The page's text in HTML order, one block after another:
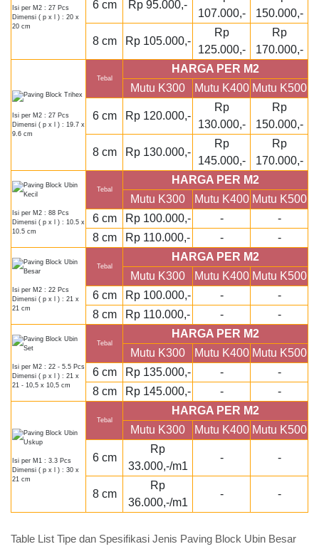
Isi per M2 : 27 Pcs
Dimensi ( p x l ) : 20 x
20 cm
6 cm Rp 95.000,-
107.000,-
150.000,-
8 cm Rp 105.000,-
Rp
125.000,-
Rp
170.000,-
Isi per M2 : 27 Pcs
Dimensi ( p x l ) : 19.7 x
9.6 cm
Tebal
HARGA PER M2
Mutu K300
Mutu K400 Mutu K500
6 cm Rp 120.000,-
Rp
130.000,-
Rp
150.000,-
8 cm Rp 130.000,-
Rp
145.000,-
Rp
170.000,-
Isi per M2 : 88 Pcs
Dimensi ( p x l ) : 10.5 x
10.5 cm
Tebal
HARGA PER M2
Mutu K300
Mutu K400 Mutu K500
6 cm
Rp 100.000,- -
-
8 cm
Rp 110.000,- - -
Isi per M2 : 22 Pcs
Dimensi ( p x l ) : 21 x
21 cm
Tebal
HARGA PER M2
Mutu K300
Mutu K400 Mutu K500
6 cm
Rp 100.000,- -
-
8 cm
Rp 110.000,- - -
Isi per M2 : 22 - 5.5 Pcs
Dimensi ( p x l ) : 21 x
21 - 10,5 x 10,5 cm
Tebal
HARGA PER M2
Mutu K300
Mutu K400 Mutu K500
6 cm
Rp 135.000,- -
-
8 cm
Rp 145.000,- - -
Isi per M1 : 3.3 Pcs
Dimensi ( p x l ) : 30 x
21 cm
Tebal
HARGA PER M2
Mutu K300
Mutu K400 Mutu K500
6 cm
Rp
33.000,-/m1
- -
8 cm
Rp
36.000,-/m1
- -
Table List Tipe dan Spesifikasi Jenis Paving Block Ubin Besar